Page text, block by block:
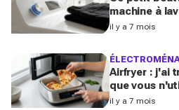
machine à
noirs de
il y a 7 mois
Airfryer : j'ai
que vous
réchauffe
il y a 7 mois